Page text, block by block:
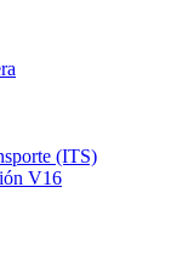
(ITS)
V16